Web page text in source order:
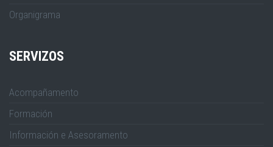
Organigrama
SERVIZOS
Acompañamento
Formación
Información e Asesoramento